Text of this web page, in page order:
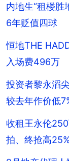
内地生“租楼
6年贬值四球
恒地THE
入场费496万
投资者黎永滔
较去年作价低
收租王永伦
拍、终抢高25%